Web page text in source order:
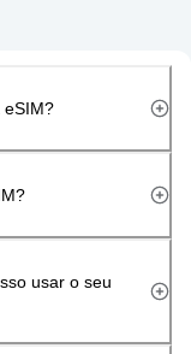
eSIM?
usar o seu